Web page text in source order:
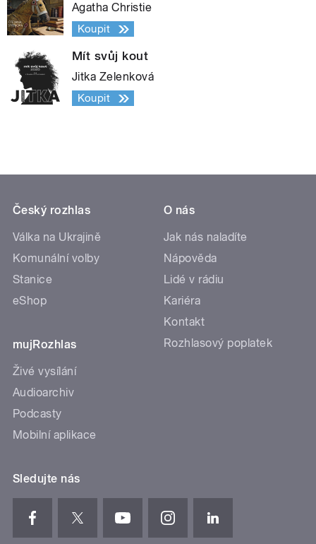
Agatha Christie
Koupit
Mít svůj kout
Jitka Zelenková
Koupit
Český rozhlas
Válka na Ukrajině
Komunální volby
Stanice
eShop
mujRozhlas
Živé vysílání
Audioarchiv
Podcasty
Mobilní aplikace
O nás
Jak nás naladíte
Nápověda
Lidé v rádiu
Kariéra
Kontakt
Rozhlasový poplatek
Sledujte nás